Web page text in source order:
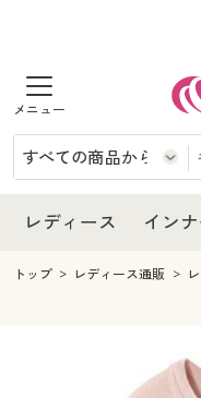
商品を探す
レディース
レディースファッション
インナー・下着
インナー・下着通販す
メンズ
メンズファッション
家電・雑貨すべて
寝具・インテリア・家
レディース イン
レディース
レディース通販すべて
レディースファッション
インナー・下着
インナー・下着通販す
ジュニア・ティーンズ
メンズ
寝具・インテリア・家
トップ レディース通販